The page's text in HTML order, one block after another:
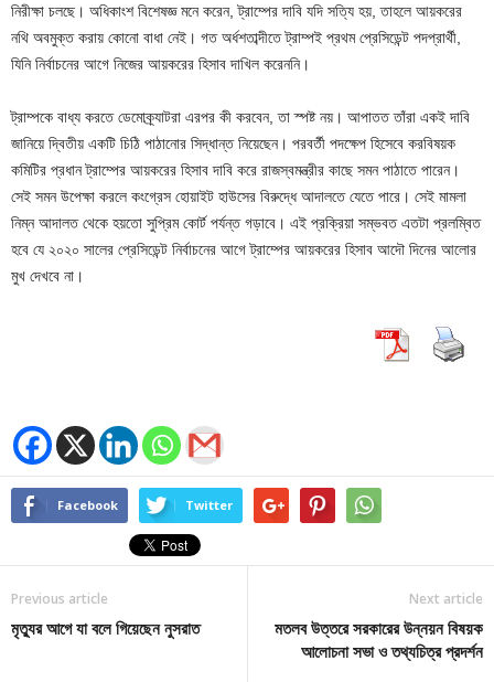
নিরীক্ষা চলছে। অধিকাংশ বিশেষজ্ঞ মনে করেন, ট্রাম্পের দাবি যদি সত্যি হয়, তাহলে আয়করের
নথি অবমুক্ত করায় কোনো বাধা নেই। গত অর্ধশতাব্দীতে ট্রাম্পই প্রথম প্রেসিডেন্ট পদপ্রার্থী,
যিনি নির্বাচনের আগে নিজের আয়করের হিসাব দাখিল করেননি।
ট্রাম্পকে বাধ্য করতে ডেমোক্র্যাটরা এরপর কী করবেন, তা স্পষ্ট নয়। আপাতত তাঁরা একই দাবি
জানিয়ে দ্বিতীয় একটি চিঠি পাঠানোর সিদ্ধান্ত নিয়েছেন। পরবর্তী পদক্ষেপ হিসেবে করবিষয়ক
কমিটির প্রধান ট্রাম্পের আয়করের হিসাব দাবি করে রাজস্বমন্ত্রীর কাছে সমন পাঠাতে পারেন।
সেই সমন উপেক্ষা করলে কংগ্রেস হোয়াইট হাউসের বিরুদ্ধে আদালতে যেতে পারে। সেই মামলা
নিম্ন আদালত থেকে হয়তো সুপ্রিম কোর্ট পর্যন্ত গড়াবে। এই প্রক্রিয়া সম্ভবত এতটা প্রলম্বিত
হবে যে ২০২০ সালের প্রেসিডেন্ট নির্বাচনের আগে ট্রাম্পের আয়করের হিসাব আদৌ দিনের আলোর
মুখ দেখবে না।
Facebook Twitter
Previous article
মৃত্যুর আগে যা বলে গিয়েছেন নুসরাত
Next article
মতলব উত্তরে সরকারের উন্নয়ন বিষয়ক
আলোচনা সভা ও তথ্যচিত্র প্রদর্শন